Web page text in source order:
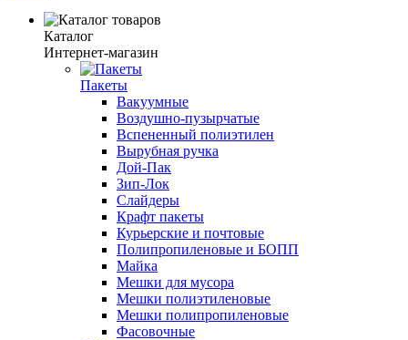
Каталог
Интернет-магазин
Пакеты
Вакуумные
Воздушно-пузырчатые
Вспененный полиэтилен
Вырубная ручка
Дой-Пак
Зип-Лок
Слайдеры
Крафт пакеты
Курьерские и почтовые
Полипропиленовые и БОПП
Майка
Мешки для мусора
Мешки полиэтиленовые
Мешки полипропиленовые
Фасовочные